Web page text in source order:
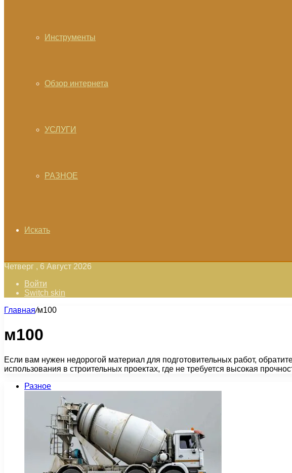
Инструменты
Обзор интернета
УСЛУГИ
РАЗНОЕ
Искать
Четверг , 6 Август 2026
Войти
Switch skin
Главная/м100
м100
Если вам нужен недорогой материал для подготовительных работ,
использования в строительных проектах, где не требуется высокая
Разное